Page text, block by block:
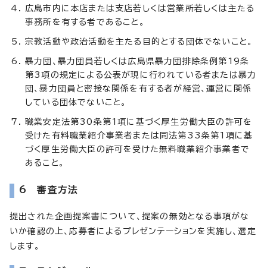
広島市内に本店または支店若しくは営業所若しくは主たる
事務所を有する者であること。
宗教活動や政治活動を主たる目的とする団体でないこと。
暴力団、暴力団員若しくは広島県暴力団排除条例第19条
第3項の規定による公表が現に行われている者または暴力
団、暴力団員と密接な関係を有する者が経営、運営に関係
している団体でないこと。
職業安定法第30条第1項に基づく厚生労働大臣の許可を
受けた有料職業紹介事業者または同法第33条第1項に基
づく厚生労働大臣の許可を受けた無料職業紹介事業者で
あること。
6 審査方法
提出された企画提案書について、提案の無効となる事項がな
いか確認の上、応募者によるプレゼンテーションを実施し、選定
します。